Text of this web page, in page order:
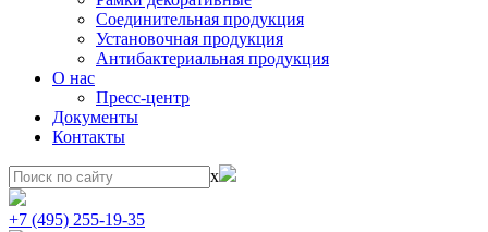
Соединительная продукция
Установочная продукция
Антибактериальная продукция
О нас
Пресс-центр
Документы
Контакты
x
+7 (495) 255-19-35